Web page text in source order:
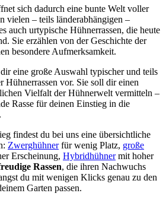
sich dadurch eine bunte Welt voller
vielen – teils länderabhängigen –
auch urtypische Hühnerrassen, die heute
Sie erzählen von der Geschichte der
besondere Aufmerksamkeit.
eine große Auswahl typischer und teils
Hühnerrassen vor. Sie soll dir einen
Vielfalt der Hühnerwelt vermitteln –
Rasse für deinen Einstieg in die
findest du bei uns eine übersichtliche
Zwerghühnerfür wenig Platz, große
Erscheinung, Hybridhühnermit hoher
Rassen, die ihren Nachwuchs
du mit wenigen Klicks genau zu den
Garten passen.